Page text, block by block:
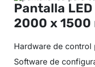
Pantalla
2000 x 1500
Hardware de control
Software de